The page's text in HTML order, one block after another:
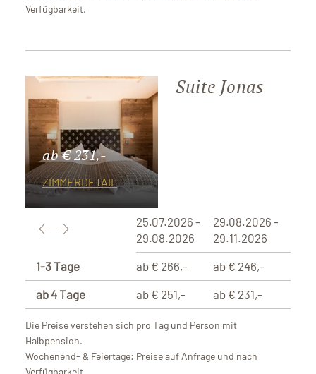
Verfügbarkeit.
ab € 231,-
ZIMMERDETAIL
Suite Jonas
25.07.2026 -
29.08.2026
29.08.2026 -
29.11.2026
1-3 Tage
ab 4 Tage
ab € 266,-
ab € 251,-
ab € 246,-
ab € 231,-
Die Preise verstehen sich pro Tag und Person mit
Halbpension.
Wochenend- & Feiertage: Preise auf Anfrage und nach
Verfügbarkeit.